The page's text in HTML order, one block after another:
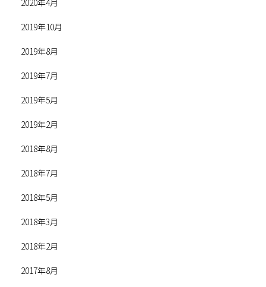
2020年4月
2019年10月
2019年8月
2019年7月
2019年5月
2019年2月
2018年8月
2018年7月
2018年5月
2018年3月
2018年2月
2017年8月